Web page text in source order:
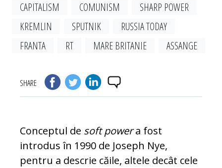
CAPITALISM
COMUNISM
SHARP POWER
KREMLIN
SPUTNIK
RUSSIA TODAY
FRANTA
RT MARE BRITANIE ASSANGE
SHARE
Conceptul de soft powera fost
introdus în 1990 de Joseph Nye,
pentru a descrie căile, altele decât cele